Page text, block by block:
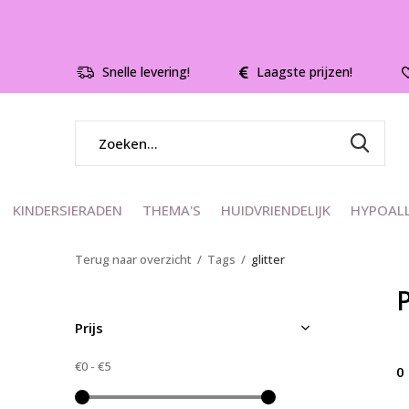
KINDERSIERADEN THEMA'S HUIDVRIENDELIJK
Snelle levering! Laagste prijzen!
Terug naar overzicht Tags glitter
0
Prijs
€0 - €5